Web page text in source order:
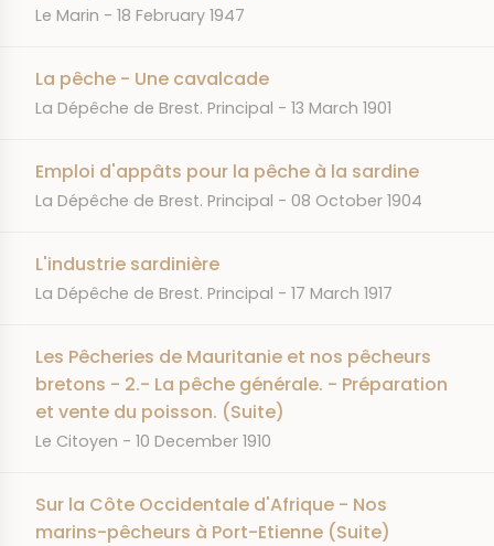
JOURNAL
Le Marin DATE
18 February 1947
La pêche - Une cavalcade
JOURNAL
La Dépêche de Brest. Principal DATE
13 March 1901
Emploi d'appâts pour la pêche à la sardine
JOURNAL
La Dépêche de Brest. Principal DATE
08 October 1904
L'industrie sardinière
JOURNAL
La Dépêche de Brest. Principal DATE
17 March 1917
Les Pêcheries de Mauritanie et nos pêcheurs
bretons - 2.- La pêche générale. - Préparation
et vente du poisson. (Suite)
JOURNAL
Le Citoyen DATE
10 December 1910
Sur la Côte Occidentale d'Afrique - Nos
marins-pêcheurs à Port-Etienne (Suite)